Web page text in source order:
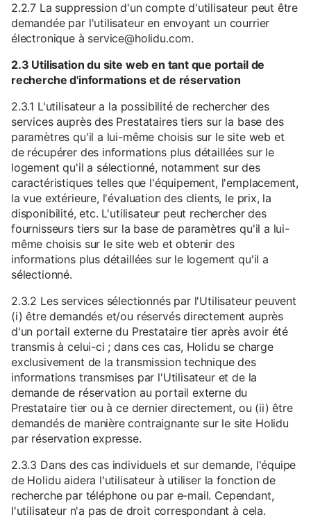
2.2.7 La suppression d'un compte d'utilisateur peut être
demandée par l'utilisateur en envoyant un courrier
électronique à service@holidu.com.
2.3 Utilisation du site web en tant que portail de
recherche d'informations et de réservation
2.3.1 L'utilisateur a la possibilité de rechercher des
services auprès des Prestataires tiers sur la base des
paramètres qu'il a lui-même choisis sur le site web et
de récupérer des informations plus détaillées sur le
logement qu'il a sélectionné, notamment sur des
caractéristiques telles que l'équipement, l'emplacement,
la vue extérieure, l'évaluation des clients, le prix, la
disponibilité, etc. L'utilisateur peut rechercher des
fournisseurs tiers sur la base de paramètres qu'il a lui-
même choisis sur le site web et obtenir des
informations plus détaillées sur le logement qu'il a
sélectionné.
2.3.2 Les services sélectionnés par l'Utilisateur peuvent
(i) être demandés et/ou réservés directement auprès
d'un portail externe du Prestataire tier après avoir été
transmis à celui-ci ; dans ces cas, Holidu se charge
exclusivement de la transmission technique des
informations transmises par l'Utilisateur et de la
demande de réservation au portail externe du
Prestataire tier ou à ce dernier directement, ou (ii) être
demandés de manière contraignante sur le site Holidu
par réservation expresse.
2.3.3 Dans des cas individuels et sur demande, l'équipe
de Holidu aidera l'utilisateur à utiliser la fonction de
recherche par téléphone ou par e-mail. Cependant,
l'utilisateur n'a pas de droit correspondant à cela.